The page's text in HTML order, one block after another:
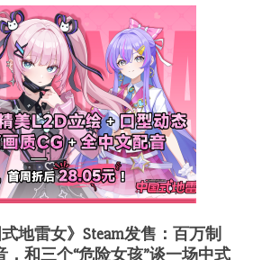
地雷女》Steam发售：百万制
，和三个“危险女孩”谈一场中式